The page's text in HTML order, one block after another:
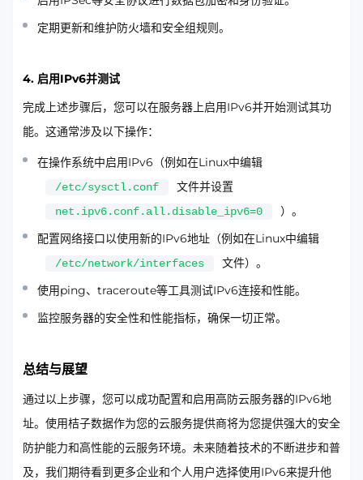
定期更新和维护防火墙和安全组规则。
4. 启用IPv6并测试
完成上述步骤后，您可以在服务器上启用IPv6并开始测试其功
能。这通常涉及以下操作：
在操作系统中启用IPv6（例如在Linux中编辑
/etc/sysctl.conf 文件并设置
net.ipv6.conf.all.disable_ipv6=0
）。
配置网络接口以使用新的IPv6地址（例如在Linux中编辑
/etc/network/interfaces
文件）。
使用ping、traceroute等工具测试IPv6连接和性能。
监控服务器的安全性和性能指标，确保一切正常。
总结与展望
通过以上步骤，您可以成功配置和启用高防云服务器的IPv6地
址。使用桔子数据作为您的云服务提供商将为您提供强大的安全
防护能力和高性能的云服务环境。未来随着技术的不断进步和普
及，我们期待看到更多企业和个人用户选择使用IPv6来提升他